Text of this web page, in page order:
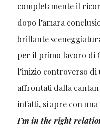
completamente il
dopo l’amara
brillante
per il primo lavoro di
l’inizio controverso di
affrontati dalla
infatti, si apre con
I’m in the right